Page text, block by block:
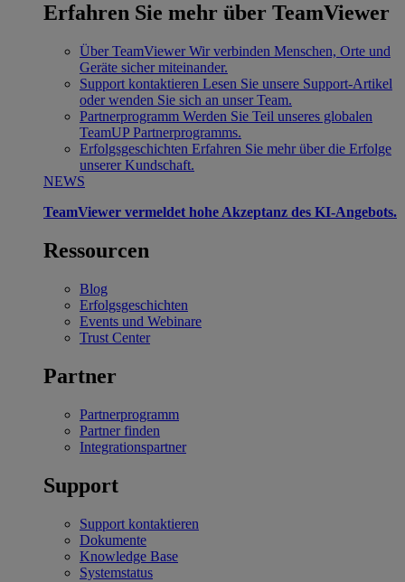
Erfahren Sie mehr über TeamViewer
Über TeamViewer Wir verbinden Menschen, Orte und
Geräte sicher miteinander.
Support kontaktieren Lesen Sie unsere Support-Artikel
oder wenden Sie sich an unser Team.
Partnerprogramm Werden Sie Teil unseres globalen
TeamUP Partnerprogramms.
Erfolgsgeschichten Erfahren Sie mehr über die Erfolge
unserer Kundschaft.
NEWS
TeamViewer vermeldet hohe Akzeptanz des KI-Angebots.
Ressourcen
Blog
Erfolgsgeschichten
Events und Webinare
Trust Center
Partner
Partnerprogramm
Partner finden
Integrationspartner
Support
Support kontaktieren
Dokumente
Knowledge Base
Systemstatus